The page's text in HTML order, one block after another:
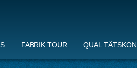
FABRIK TOUR